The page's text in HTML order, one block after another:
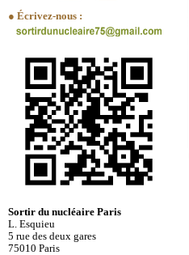
● Écrivez-nous :
Sortir du nucléaire Paris
L. Esquieu
5 rue des deux gares
75010 Paris